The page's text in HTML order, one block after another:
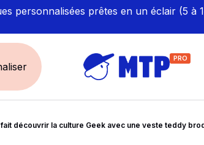
personnalisées prêtes en un éclair (5 à
PRO
UNIVERS
fait découvrir la culture Geek avec une veste teddy